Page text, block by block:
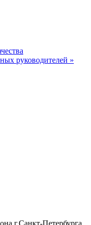
руководителей »
г.Санкт-Петербурга